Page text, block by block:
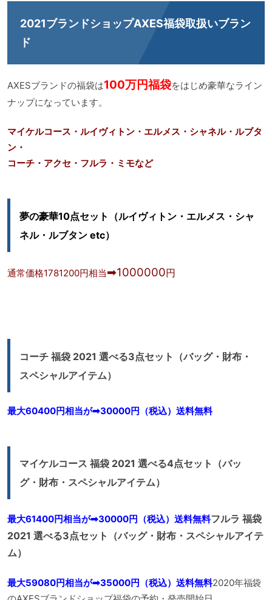
2021ブランドショップAXES福袋取扱いブラン
ド
AXESブランドの福袋は100万円福袋をはじめ豪華なライン
ナップになっています。
マイケルコース・ルイヴィトン・エルメス・シャネル・ルブタ
ン・
コーチ・アクセ・フルラ・ミモなど
夢の豪華10点セット（ルイヴィトン・エルメス・シャ
ネル・ルブタン etc）
通常価格1781200円相当➡1000000円
コーチ 福袋 2021 選べる3点セット（バッグ・財布・
スペシャルアイテム）
最大60400円相当が➡30000円（税込）送料無料
マイケルコース 福袋 2021 選べる4点セット（バッ
グ・財布・スペシャルアイテム）
最大61400円相当が➡30000円（税込）送料無料フルラ 福袋
2021 選べる3点セット（バッグ・財布・スペシャルアイテ
ム）
最大59080円相当が➡35000円（税込）送料無料2020年福袋